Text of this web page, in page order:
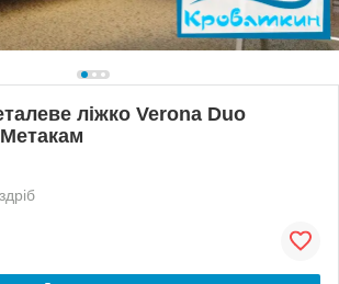
ліжко Verona Duo